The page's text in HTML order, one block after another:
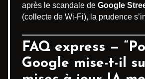
après le scandale de Google
(collecte de Wi-Fi), la prudence
FAQ express —
Google mise-t-il